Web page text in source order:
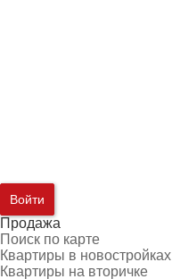
Войти
Продажа
Поиск по карте
Квартиры в новостройках
Квартиры на вторичке